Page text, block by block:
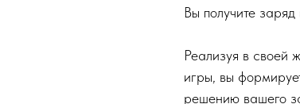
Вы получите заряд
Реализуя в своей
игры, вы
решению вашего